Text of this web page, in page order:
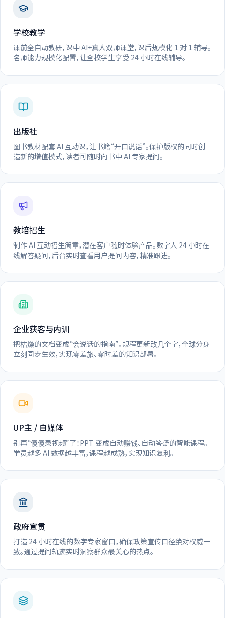
学校教学
课前全自动教研，课中 AI+真人双师课堂，课后规模化 1 对 1 辅导。
名师能力规模化配置，让全校学生享受 24 小时在线辅导。
出版社
图书教材配套 AI 互动课，让书籍“开口说话”。保护版权的同时创
造新的增值模式，读者可随时向书中 AI 专家提问。
教培招生
制作 AI 互动招生简章，潜在客户随时体验产品。数字人 24 小时在
线解答疑问，后台实时查看用户提问内容，精准跟进。
企业获客与内训
把枯燥的文档变成“会说话的指南”。规程更新改几个字，全球分身
立刻同步生效，实现零差旅、零时差的知识部署。
UP主 / 自媒体
别再“傻傻录视频”了！PPT 变成自动赚钱、自动答疑的智能课程。
学员越多 AI 数据越丰富，课程越成熟，实现知识复利。
政府宣贯
打造 24 小时在线的数字专家窗口，确保政策宣传口径绝对权威一
致。通过提问轨迹实时洞察群众最关心的热点。